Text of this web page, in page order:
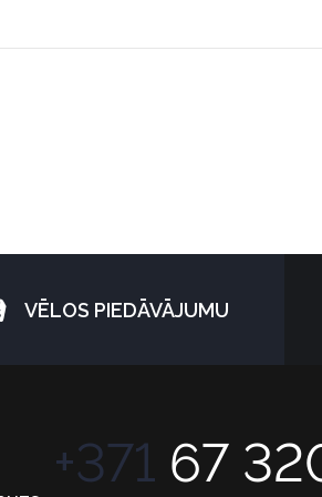
VĒLOS PIEDĀVĀJUMU
+371 67